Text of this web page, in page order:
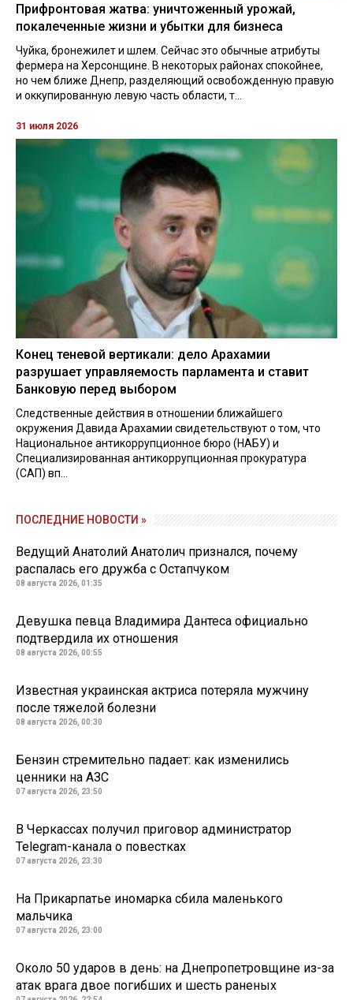
Прифронтовая жатва: уничтоженный урожай,
покалеченные жизни и убытки для бизнеса
Чуйка, бронежилет и шлем. Сейчас это обычные атрибуты
фермера на Херсонщине. В некоторых районах спокойнее,
но чем ближе Днепр, разделяющий освобожденную правую
и оккупированную левую часть области, т...
31 июля 2026
Конец теневой вертикали: дело Арахамии
разрушает управляемость парламента и ставит
Банковую перед выбором
Следственные действия в отношении ближайшего
окружения Давида Арахамии свидетельствуют о том, что
Национальное антикоррупционное бюро (НАБУ) и
Специализированная антикоррупционная прокуратура
(САП) вп...
ПОСЛЕДНИЕ НОВОСТИ »
Ведущий Анатолий Анатолич признался, почему
распалась его дружба с Остапчуком
08 августа 2026, 01:35
Девушка певца Владимира Дантеса официально
подтвердила их отношения
08 августа 2026, 00:55
Известная украинская актриса потеряла мужчину
после тяжелой болезни
08 августа 2026, 00:30
Бензин стремительно падает: как изменились
ценники на АЗС
07 августа 2026, 23:50
В Черкассах получил приговор администратор
Telegram-канала о повестках
07 августа 2026, 23:30
На Прикарпатье иномарка сбила маленького
мальчика
07 августа 2026, 23:00
Около 50 ударов в день: на Днепропетровщине из-за
атак врага двое погибших и шесть раненых